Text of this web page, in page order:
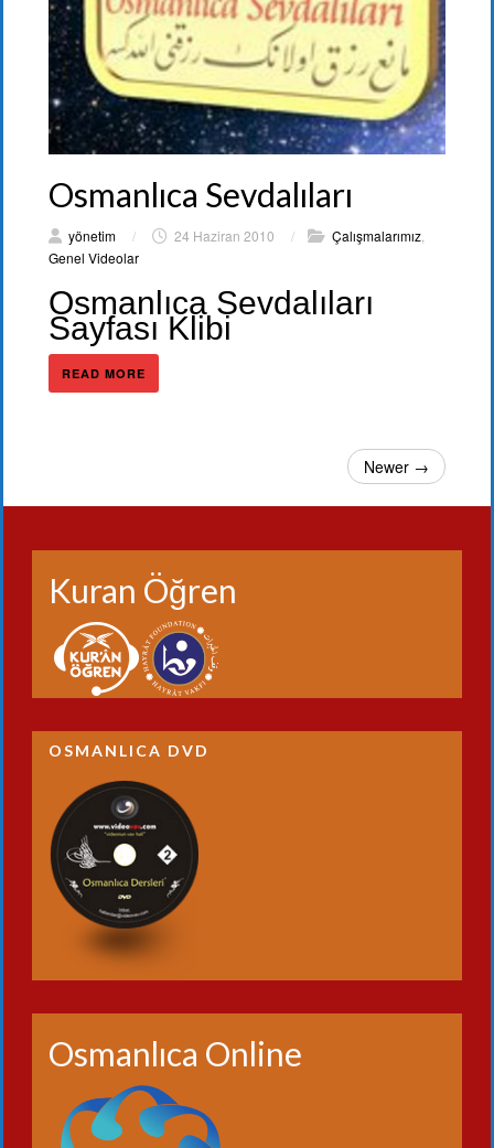
Osmanlıca Sevdalıları
yönetim / 24 Haziran 2010 / Çalışmalarımız
Genel Videolar
Osmanlıca Sevdalıları
Sayfası Klibi
READ MORE
Newer →
Kuran Öğren
OSMANLICA DVD
Osmanlıca Online